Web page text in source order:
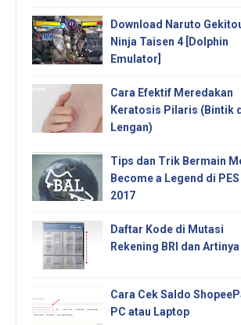
Download Naruto
Ninja Taisen 4 [Dolphin
Emulator]
Cara Efektif Meredakan
Keratosis Pilaris (Bintik
Lengan)
Tips dan Trik Bermain
Become a Legend di PES
2017
Daftar Kode di Mutasi
Rekening BRI dan Artinya
Cara Cek Saldo
PC atau Laptop